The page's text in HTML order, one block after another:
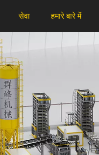
सेवा हमारे बारे में